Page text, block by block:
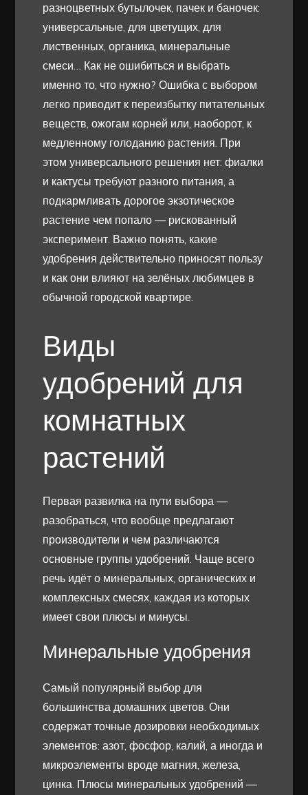
разноцветных бутылочек, пачек и баночек:
универсальные, для цветущих, для
лиственных, органика, минеральные
смеси… Как не ошибиться и выбрать
именно то, что нужно? Ошибка с выбором
легко приводит к переизбытку питательных
веществ, ожогам корней или, наоборот, к
медленному голоданию растения. При
этом универсального решения нет: фиалки
и кактусы требуют разного питания, а
подкармливать дорогое экзотическое
растение чем попало — рискованный
эксперимент. Важно понять, какие
удобрения действительно приносят пользу
и как они влияют на зелёных любимцев в
обычной городской квартире.
Виды
удобрений для
комнатных
растений
Первая развилка на пути выбора —
разобраться, что вообще предлагают
производители и чем различаются
основные группы удобрений. Чаще всего
речь идёт о минеральных, органических и
комплексных смесях, каждая из которых
имеет свои плюсы и минусы.
Минеральные удобрения
Самый популярный выбор для
большинства домашних цветов. Они
содержат точные дозировки необходимых
элементов: азот, фосфор, калий, а иногда и
микроэлементы вроде магния, железа,
цинка. Плюсы минеральных удобрений —